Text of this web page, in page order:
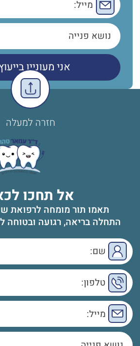
חזרה למעלה
אל תחכו
תאמו תור מומחה לרפואת
התחלה בריאה, רגועה ובטוחה